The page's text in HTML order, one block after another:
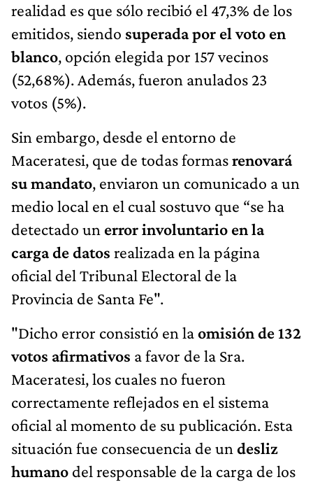
realidad es que sólo recibió el 47,3% de los
emitidos, siendo superada por el voto en
blanco, opción elegida por 157 vecinos
(52,68%). Además, fueron anulados 23
votos (5%).
Sin embargo, desde el entorno de
Maceratesi, que de todas formasrenovará
su mandato, enviaron un comunicado a un
medio local en el cual sostuvo que “se ha
detectado un error involuntario en la
carga de datos realizada en la página
oficial del Tribunal Electoral de la
Provincia de Santa Fe".
"Dicho error consistió en laomisión de 132
votos afirmativos a favor de la Sra.
Maceratesi, los cuales no fueron
correctamente reflejados en el sistema
oficial al momento de su publicación. Esta
situación fue consecuencia de un desliz
humano del responsable de la carga de los